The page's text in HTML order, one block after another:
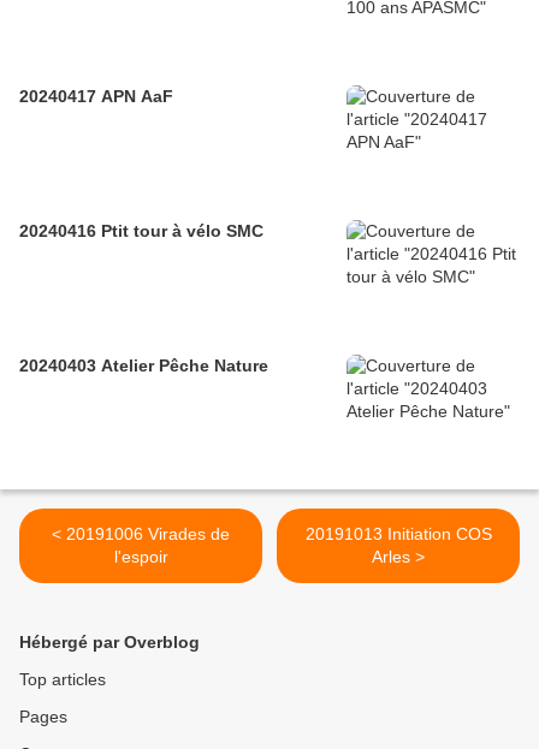
20240417 APN AaF
20240416 Ptit tour à vélo SMC
20240403 Atelier Pêche Nature
< 20191006 Virades de
l'espoir
20191013 Initiation COS
Arles >
Hébergé par Overblog
Top articles
Pages